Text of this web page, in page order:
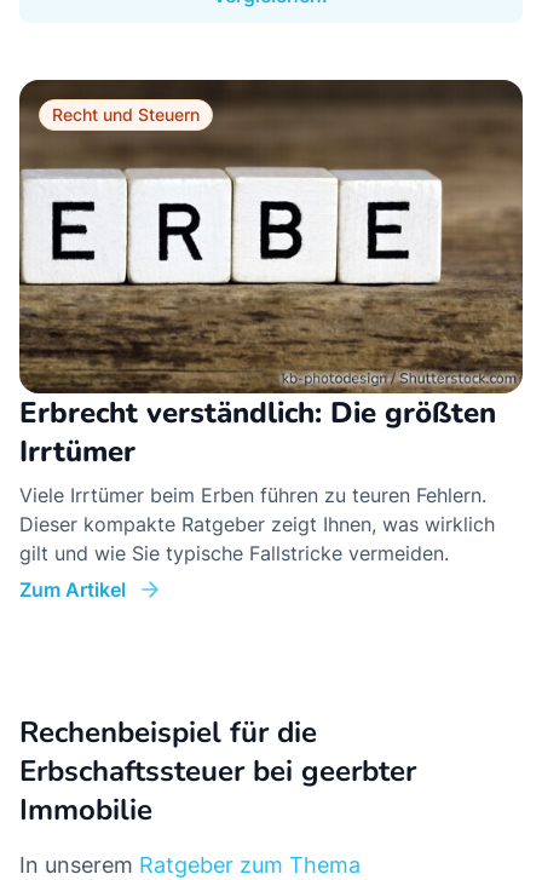
Recht und Steuern
Erbrecht verständlich: Die größten
Irrtümer
Viele Irrtümer beim Erben führen zu teuren Fehlern.
Dieser kompakte Ratgeber zeigt Ihnen, was wirklich
gilt und wie Sie typische Fallstricke vermeiden.
Zum Artikel
Rechenbeispiel für die
Erbschaftssteuer bei geerbter
Immobilie
In unserem Ratgeber zum Thema